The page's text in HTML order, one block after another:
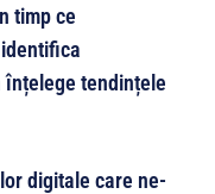
timp ce
tendințele
digitale care ne-